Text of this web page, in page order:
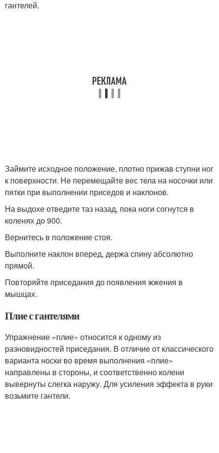
гантелей.
Займите исходное положение, плотно прижав ступни ног
к поверхности. Не перемещайте вес тела на носочки или
пятки при выполнении приседов и наклонов.
На выдохе отведите таз назад, пока ноги согнутся в
коленях до 900.
Вернитесь в положение стоя.
Выполните наклон вперед, держа спину абсолютно
прямой.
Повторяйте приседания до появления жжения в
мышцах.
Плие с гантелями
Упражнение «плие» относится к одному из
разновидностей приседания. В отличие от классического
варианта носки во время выполнения «плие»
направлены в стороны, и соответственно колени
вывернуты слегка наружу. Для усиления эффекта в руки
возьмите гантели.